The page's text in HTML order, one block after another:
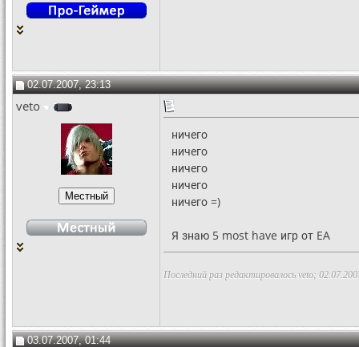
02.07.2007, 23:13
veto
ничего
ничего
ничего
ничего
ничего =)
Я знаю 5 most have игр от EA
Последний раз редактировалось veto;
03.07.2007, 01:44